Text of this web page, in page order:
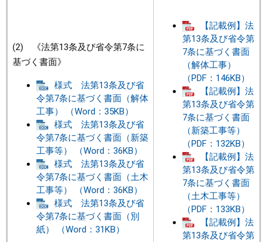
(2) 《法第13条及び省令第7条に
基づく書面》
様式 法第13条及び省
令第7条に基づく書面（解体
工事） （Word：35KB）
様式 法第13条及び省
令第7条に基づく書面（新築
工事等） （Word：36KB）
様式 法第13条及び省
令第7条に基づく書面（土木
工事等） （Word：36KB）
様式 法第13条及び省
令第7条に基づく書面（別
紙） （Word：31KB）
【記載例】法
第13条及び省令第
7条に基づく書面
（解体工事）
（PDF：146KB）
【記載例】法
第13条及び省令第
7条に基づく書面
（新築工事等）
（PDF：132KB）
【記載例】法
第13条及び省令第
7条に基づく書面
（土木工事等）
（PDF：133KB）
【記載例】法
第13条及び省令第